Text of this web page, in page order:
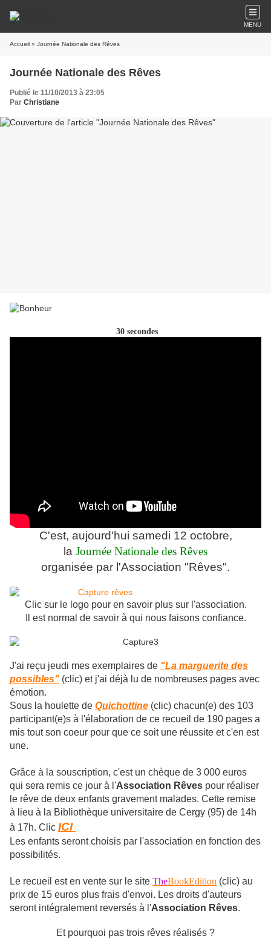
MENU
Accueil » Journée Nationale des Rêves
Journée Nationale des Rêves
Publié le 11/10/2013 à 23:05
Par Christiane
30 secondes
C'est, aujourd'hui samedi 12 octobre,
la Journée Nationale des Rêves
organisée par l'Association "Rêves".
Clic sur le logo pour en savoir plus sur l'association.
Il est normal de savoir à qui nous faisons confiance.
J'ai reçu jeudi mes exemplaires de "La marguerite des
possibles" (clic) et j'ai déjà lu de nombreuses pages avec
émotion.
Sous la houlette de Quichottine (clic) chacun(e) des 103
participant(e)s à l'élaboration de ce recueil de 190 pages a
mis tout son coeur pour que ce soit une réussite et c'en est
une.
Grâce à la souscription, c'est un chèque de 3 000 euros
qui sera remis ce jour à l'Association Rêves pour réaliser
le rêve de deux enfants gravement malades. Cette remise
à lieu à la Bibliothèque universitaire de Cergy (95) de 14h
à 17h. Clic ICI
Les enfants seront choisis par l'association en fonction des
possibilités.
Le recueil est en vente sur le site TheBookEdition (clic) au
prix de 15 euros plus frais d'envoi. Les droits d'auteurs
seront intégralement reversés à l'Association Rêves.
Et pourquoi pas trois rêves réalisés ?